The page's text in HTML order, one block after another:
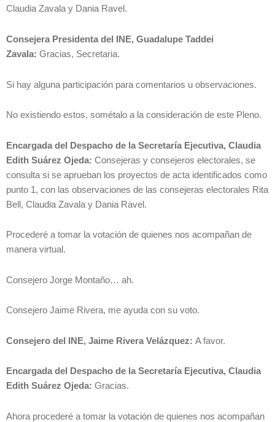
Claudia Zavala y Dania Ravel.
Consejera Presidenta del INE, Guadalupe Taddei
Zavala: Gracias, Secretaria.
Si hay alguna participación para comentarios u observaciones.
No existiendo estos, sométalo a la consideración de este Pleno.
Encargada del Despacho de la Secretaría Ejecutiva, Claudia
Edith Suárez Ojeda: Consejeras y consejeros electorales, se
consulta si se aprueban los proyectos de acta identificados como
punto 1, con las observaciones de las consejeras electorales Rita
Bell, Claudia Zavala y Dania Ravel.
Procederé a tomar la votación de quienes nos acompañan de
manera virtual.
Consejero Jorge Montaño… ah.
Consejero Jaime Rivera, me ayuda con su voto.
Consejero del INE, Jaime Rivera Velázquez: A favor.
Encargada del Despacho de la Secretaría Ejecutiva, Claudia
Edith Suárez Ojeda: Gracias.
Ahora procederé a tomar la votación de quienes nos acompañan